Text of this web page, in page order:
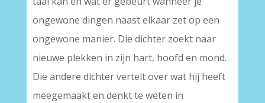
ongewone dingen naast elkaar zet op een
ongewone manier. Die dichter zoekt naar
nieuwe plekken in zijn hart, hoofd en mond.
Die andere dichter vertelt over wat hij heeft
meegemaakt en denkt te weten in